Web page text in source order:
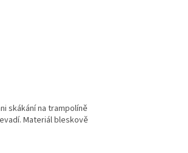
skákání na trampolíně
Materiál bleskově